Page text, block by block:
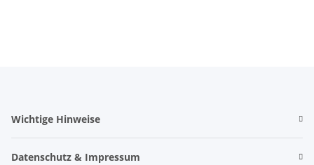
Wichtige Hinweise
Datenschutz & Impressum